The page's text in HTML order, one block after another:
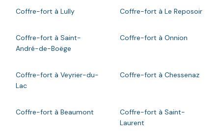
Coffre-fort à Lully Coffre-fort à Le Reposoir
Coffre-fort à Saint-
André-de-Boëge
Coffre-fort à Onnion
Coffre-fort à Veyrier-du-
Lac
Coffre-fort à Chessenaz
Coffre-fort à Beaumont
Coffre-fort à Saint-
Laurent